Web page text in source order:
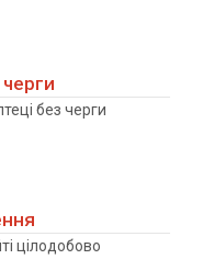
без черги
цілодобово